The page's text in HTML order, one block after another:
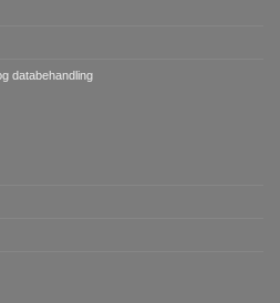
databehandling